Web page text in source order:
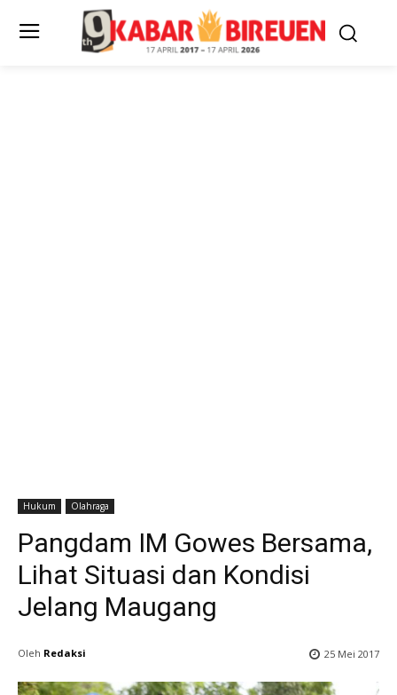
Hukum Olahraga
Pangdam IM Gowes Bersama,
Lihat Situasi dan Kondisi
Jelang Maugang
Oleh Redaksi 25 Mei 2017